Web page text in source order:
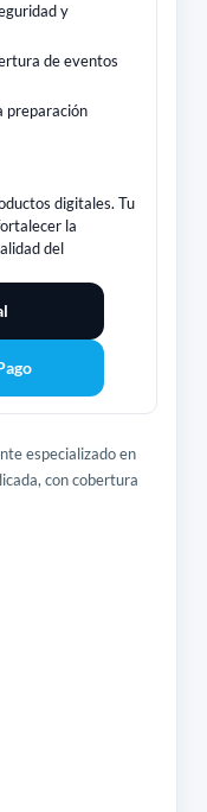
y
de eventos
preparación
digitales. Tu
la
del
especializado en
con cobertura